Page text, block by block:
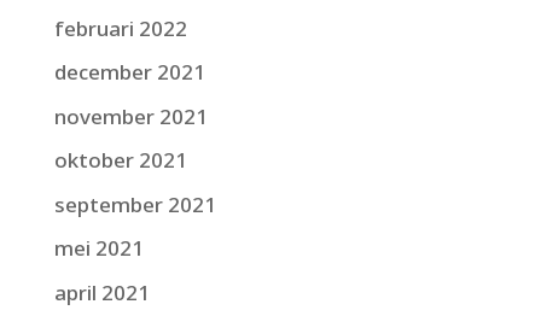
februari 2022
december 2021
november 2021
oktober 2021
september 2021
mei 2021
april 2021